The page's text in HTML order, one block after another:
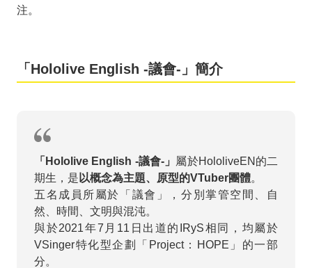
注。
「Hololive English -議會-」簡介
「Hololive English -議會-」 屬於HololiveEN的二
期生，是 以概念為主題、原型的VTuber團體。
五名成員所屬於「議會」，分別掌管空間、自
然、時間、文明與混沌。
與於2021年7月11日出道的IRyS相同，均屬於
VSinger特化型企劃「Project：HOPE」的一部
分。